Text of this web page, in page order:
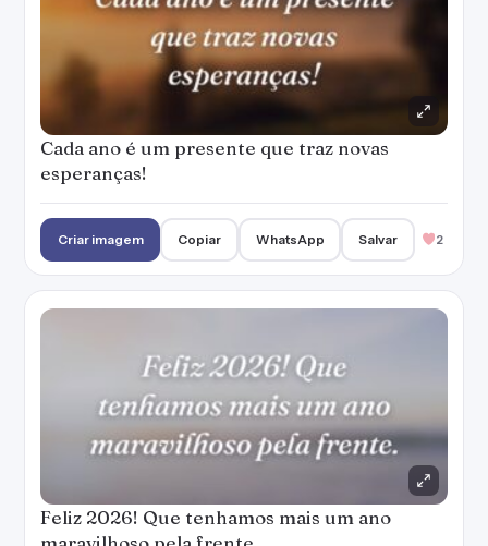
Cada ano é um presente que traz novas
esperanças!
Criar imagem Copiar WhatsApp Salvar 2
Feliz 2026! Que tenhamos mais um ano